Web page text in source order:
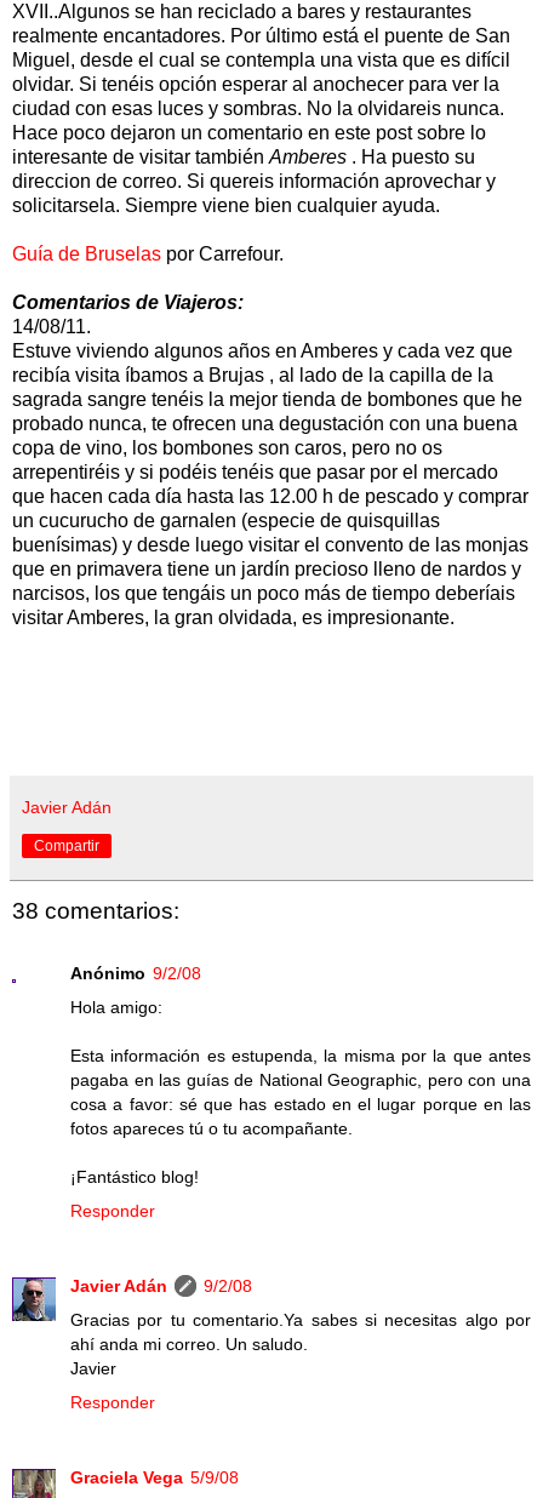
XVII..Algunos se han reciclado a bares y restaurantes
realmente encantadores. Por último está el puente de San
Miguel, desde el cual se contempla una vista que es difícil
olvidar. Si tenéis opción esperar al anochecer para ver la
ciudad con esas luces y sombras. No la olvidareis nunca.
Hace poco dejaron un comentario en este post sobre lo
interesante de visitar también Amberes . Ha puesto su
direccion de correo. Si quereis información aprovechar y
solicitarsela. Siempre viene bien cualquier ayuda.
Guía de Bruselas por Carrefour.
Comentarios de Viajeros:
14/08/11.
Estuve viviendo algunos años en Amberes y cada vez que
recibía visita íbamos a Brujas , al lado de la capilla de la
sagrada sangre tenéis la mejor tienda de bombones que he
probado nunca, te ofrecen una degustación con una buena
copa de vino, los bombones son caros, pero no os
arrepentiréis y si podéis tenéis que pasar por el mercado
que hacen cada día hasta las 12.00 h de pescado y comprar
un cucurucho de garnalen (especie de quisquillas
buenísimas) y desde luego visitar el convento de las monjas
que en primavera tiene un jardín precioso lleno de nardos y
narcisos, los que tengáis un poco más de tiempo deberíais
visitar Amberes, la gran olvidada, es impresionante.
Javier Adán
Compartir
38 comentarios:
Anónimo 9/2/08
Hola amigo:
Esta información es estupenda, la misma por la que antes
pagaba en las guías de National Geographic, pero con una
cosa a favor: sé que has estado en el lugar porque en las
fotos apareces tú o tu acompañante.
¡Fantástico blog!
Responder
Javier Adán
9/2/08
Gracias por tu comentario.Ya sabes si necesitas algo por
ahí anda mi correo. Un saludo.
Javier
Responder
Graciela Vega 5/9/08